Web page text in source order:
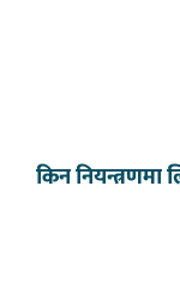
किन नियन्त्रणमा